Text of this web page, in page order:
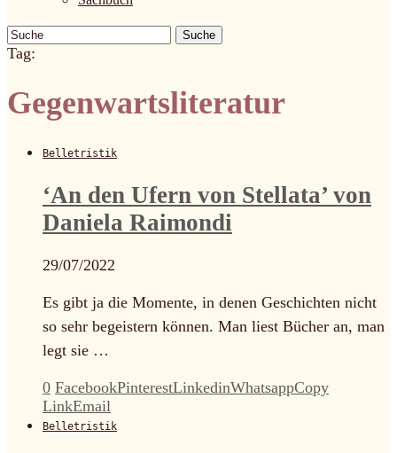
Suche
Tag:
Gegenwartsliteratur
Belletristik
‘An den Ufern von Stellata’ von
Daniela Raimondi
29/07/2022
Es gibt ja die Momente, in denen Geschichten nicht
so sehr begeistern können. Man liest Bücher an, man
legt sie …
0 FacebookPinterestLinkedinWhatsappCopy
LinkEmail
Belletristik